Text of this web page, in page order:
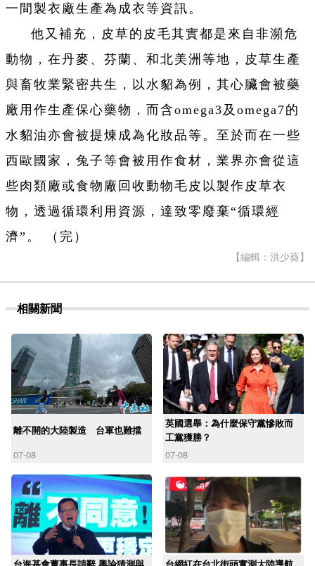
一間製衣廠生產為成衣等資訊。
他又補充，皮草的皮毛其實都是來自非瀕危
動物，在丹麥、芬蘭、和北美洲等地，皮草生產
與畜牧業緊密共生，以水貂為例，其心臟會被藥
廠用作生產保心藥物，而含omega3及omega7的
水貂油亦會被提煉成為化妝品等。至於而在一些
西歐國家，兔子等會被用作食材，業界亦會從這
些肉類廠或食物廠回收動物毛皮以製作皮草衣
物，透過循環利用資源，達致零廢棄“循環經
濟”。
（完）
【編輯：洪少葵】
相關新聞
離不開的大陸製造 台軍也難擋
07-08
英國選舉：為什麼保守黨慘敗而
工黨獲勝？
07-08